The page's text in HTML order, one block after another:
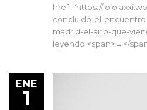
href="https://
concluido-el-
madrid-el-ano-que-
leyendo <span>→</
ENE
1